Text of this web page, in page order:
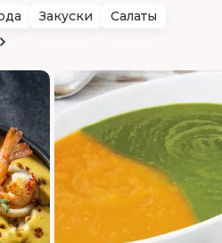
Закуски
Салаты